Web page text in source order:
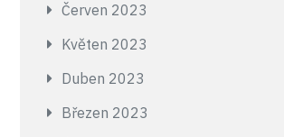
Červen 2023
Květen 2023
Duben 2023
Březen 2023